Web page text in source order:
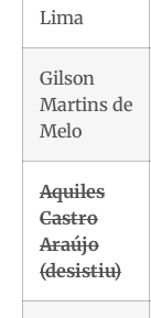
Lima
Gilson
Martins de
Melo
Aquiles
Castro
Araújo
(desistiu)